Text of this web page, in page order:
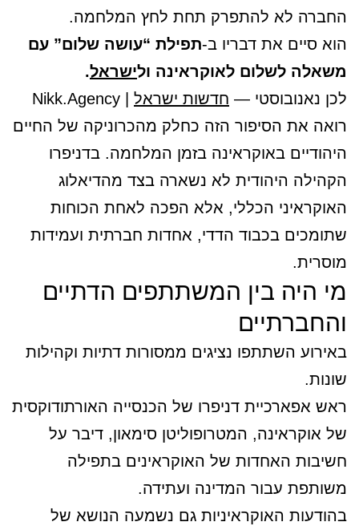
החברה לא להתפרק תחת לחץ המלחמה.
הוא סיים את דבריו ב-תפילת “עושה שלום” עם
משאלה לשלום לאוקראינה ולישראל.
לכן נאנובוסטי — חדשות ישראל
| Nikk.Agency
רואה את הסיפור הזה כחלק מהכרוניקה של החיים
היהודיים באוקראינה בזמן המלחמה. בדניפרו
הקהילה היהודית לא נשארה בצד מהדיאלוג
האוקראיני הכללי, אלא הפכה לאחת הכוחות
שתומכים בכבוד הדדי, אחדות חברתית ועמידות
מוסרית.
מי היה בין המשתתפים הדתיים
והחברתיים
באירוע השתתפו נציגים ממסורות דתיות וקהילות
שונות.
ראש אפארכיית דניפרו של הכנסייה האורתודוקסית
של אוקראינה, המטרופוליטן סימאון, דיבר על
חשיבות האחדות של האוקראינים בתפילה
משותפת עבור המדינה ועתידה.
בהודעות האוקראיניות גם נשמעה הנושא של